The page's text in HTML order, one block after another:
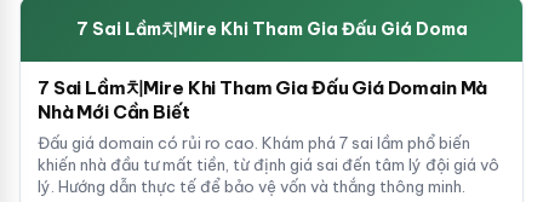
7 Sai Lầm치Mire Khi Tham Gia Đấu Giá Doma
7 Sai Lầm치Mire Khi Tham Gia Đấu Giá Domain Mà
Nhà Mới Cần Biết
Đấu giá domain có rủi ro cao. Khám phá 7 sai lầm phổ biến
khiến nhà đầu tư mất tiền, từ định giá sai đến tâm lý đội giá vô
lý. Hướng dẫn thực tế để bảo vệ vốn và thắng thông minh.